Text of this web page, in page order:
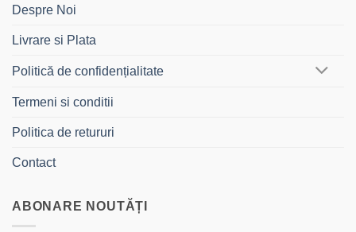
Despre Noi
Livrare si Plata
Politică de confidențialitate
Termeni si conditii
Politica de retururi
Contact
ABONARE NOUTĂȚI